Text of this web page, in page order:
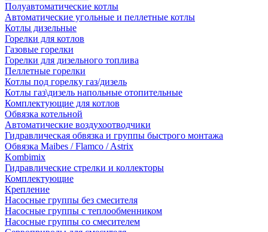
Полуавтоматические котлы
Автоматические угольные и пеллетные котлы
Котлы дизельные
Горелки для котлов
Газовые горелки
Горелки для дизельного топлива
Пеллетные горелки
Котлы под горелку газ/дизель
Котлы газ\дизель напольные отопительные
Комплектующие для котлов
Обвязка котельной
Автоматические воздухоотводчики
Гидравлическая обвязка и группы быстрого монтажа
Обвязка Maibes / Flamco / Astrix
Kombimix
Гидравлические стрелки и коллекторы
Комплектующие
Крепление
Насосные группы без смесителя
Насосные группы с теплообменником
Насосные группы со смесителем